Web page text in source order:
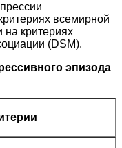
всемирной
критериях
(DSM).
эпизода